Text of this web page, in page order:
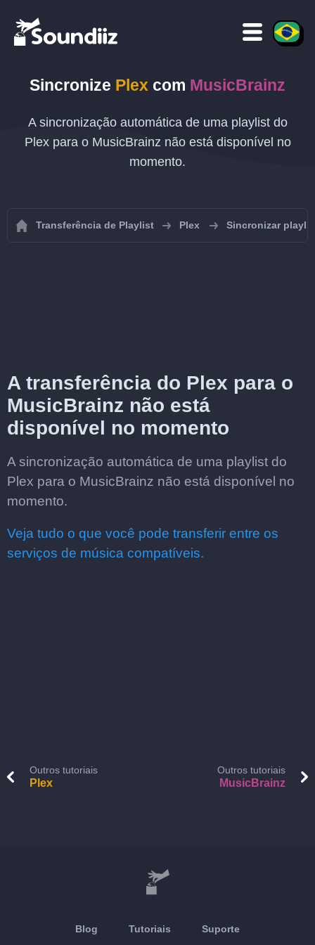
Sincronize Plex com MusicBrainz
A sincronização automática de uma playlist do
Plex para o MusicBrainz não está disponível no
momento.
Transferência de Playlist Plex Sincronizar
A transferência do Plex para o
MusicBrainz não está
disponível no momento
A sincronização automática de uma playlist do
Plex para o MusicBrainz não está disponível no
momento.
Veja tudo o que você pode transferir entre os
serviços de música compatíveis.
Outros tutoriais
Plex
Outros tutoriais
MusicBrainz
Blog Tutoriais Suporte